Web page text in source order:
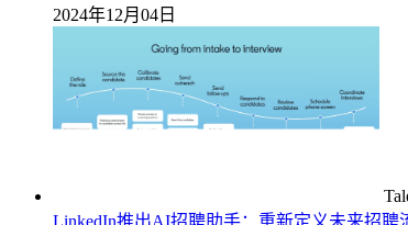
2024年12月04日
LinkedIn推出AI招聘助手：重新定义未来招聘